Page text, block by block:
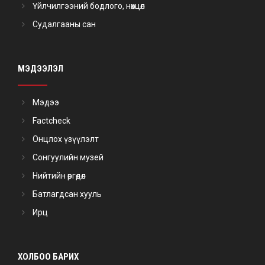
Үйлчилгээний бодлого, нөхцөл
Судалгааны сан
МЭДЭЭЛЭЛ
Мэдээ
Factcheck
Онцлох үзүүлэлт
Сонгуулийн музей
Нийтийн өргөдөл
Батлагдсан хууль
Ирц
ХОЛБОО БАРИХ